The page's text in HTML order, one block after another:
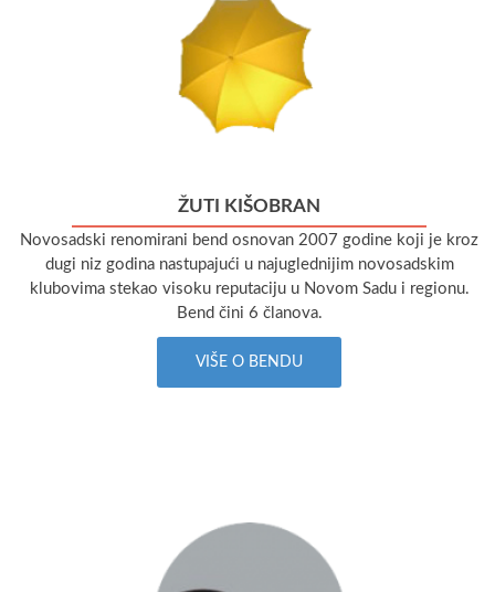
ŽUTI KIŠOBRAN
Novosadski renomirani bend osnovan 2007 godine koji je kroz
dugi niz godina nastupajući u najuglednijim novosadskim
klubovima stekao visoku reputaciju u Novom Sadu i regionu.
Bend čini 6 članova.
VIŠE O BENDU